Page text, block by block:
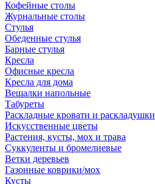
Кофейные столы
Журнальные столы
Стулья
Обеденные стулья
Барные стулья
Кресла
Офисные кресла
Кресла для дома
Вешалки напольные
Табуреты
Раскладные кровати и раскладушки
Искусственные цветы
Растения, кусты, мох и трава
Суккуленты и бромелиевые
Ветки деревьев
Газонные коврики/мох
Кусты